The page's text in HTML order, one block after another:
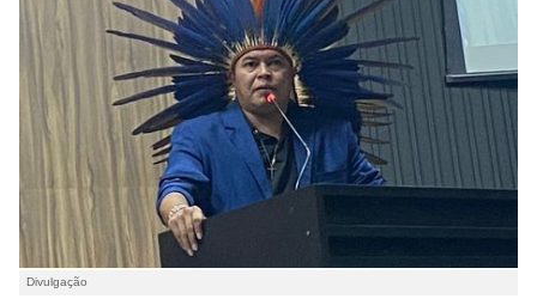
Divulgação